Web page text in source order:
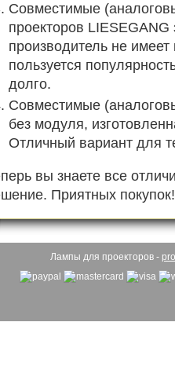
Совместимые
проекторов
производитель не
пользуется
долго.
Совместимые
без модуля,
Отличный вариант для
вы знаете все
Приятных покупок!
Лампы для проекторов -